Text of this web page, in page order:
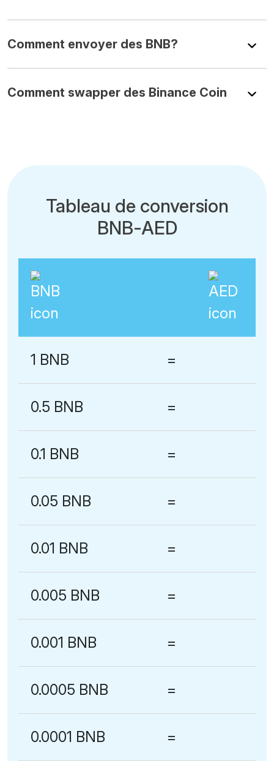
Comment envoyer des BNB?
Comment swapper des Binance Coin
Tableau de conversion
BNB-AED
1 BNB =
0.5 BNB =
0.1 BNB =
0.05 BNB =
0.01 BNB =
0.005 BNB =
0.001 BNB =
0.0005 BNB =
0.0001 BNB =